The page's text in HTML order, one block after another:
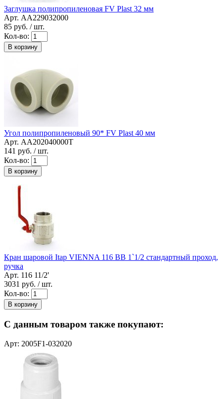
Заглушка полипропиленовая FV Plast 32 мм
Арт. AA229032000
85 руб. / шт.
Кол-во:
В корзину
Угол полипропиленовый 90* FV Plast 40 мм
Арт. AA202040000T
141 руб. / шт.
Кол-во:
В корзину
Кран шаровой Itap VIENNA 116 ВВ 1`1/2 стандартный проход,
ручка
Арт. 116 11/2'
3031 руб. / шт.
Кол-во:
В корзину
С данным товаром также покупают:
Арт: 2005F1-032020